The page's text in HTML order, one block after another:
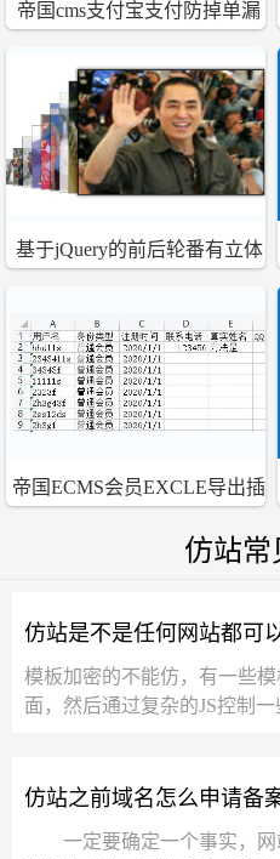
帝国cms支付宝支付防掉单漏
基于jQuery的前后轮番有立体
帝国ECMS会员EXCLE导出插
仿站常
仿站是不是任何网站都可
模板加密的不能仿，有一些
面，然后通过复杂的JS控制
仿站之前域名怎么申请备
一定要确定一个事实，网